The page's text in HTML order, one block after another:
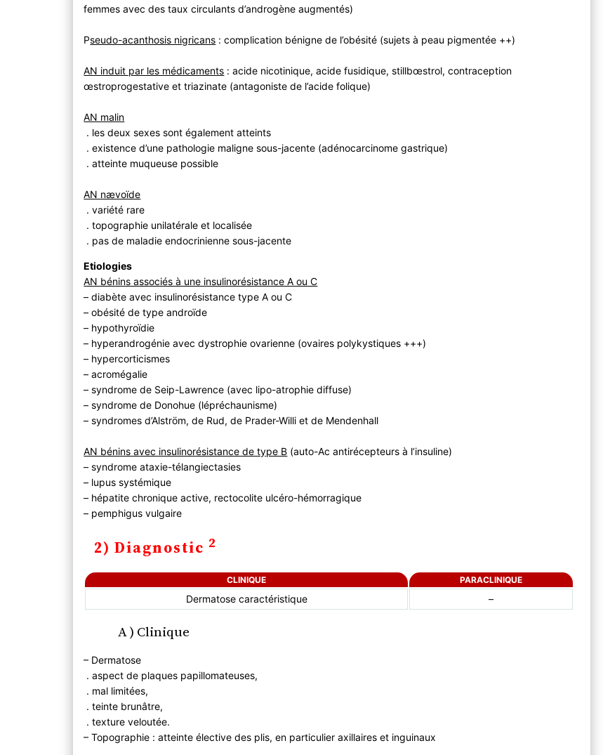
femmes avec des taux circulants d’androgène augmentés)
Pseudo-acanthosis nigricans : complication bénigne de l’obésité (sujets à peau pigmentée ++)
AN induit par les médicaments : acide nicotinique, acide fusidique, stillbœstrol, contraception
œstroprogestative et triazinate (antagoniste de l’acide folique)
AN malin
. les deux sexes sont également atteints
. existence d’une pathologie maligne sous-jacente (adénocarcinome gastrique)
. atteinte muqueuse possible
AN nævoïde
. variété rare
. topographie unilatérale et localisée
. pas de maladie endocrinienne sous-jacente
Etiologies
AN bénins associés à une insulinorésistance A ou C
– diabète avec insulinorésistance type A ou C
– obésité de type androïde
– hypothyroïdie
– hyperandrogénie avec dystrophie ovarienne (ovaires polykystiques +++)
– hypercorticismes
– acromégalie
– syndrome de Seip-Lawrence (avec lipo-atrophie diffuse)
– syndrome de Donohue (lépréchaunisme)
– syndromes d’Alström, de Rud, de Prader-Willi et de Mendenhall
AN bénins avec insulinorésistance de type B (auto-Ac antirécepteurs à l’insuline)
– syndrome ataxie-télangiectasies
– lupus systémique
– hépatite chronique active, rectocolite ulcéro-hémorragique
– pemphigus vulgaire
2) Diagnostic 2
CLINIQUE PARACLINIQUE
Dermatose caractéristique –
A ) Clinique
– Dermatose
. aspect de plaques papillomateuses,
. mal limitées,
. teinte brunâtre,
. texture veloutée.
– Topographie : atteinte élective des plis, en particulier axillaires et inguinaux